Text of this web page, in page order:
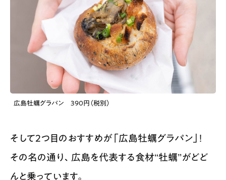
広島牡蠣グラパン 390円（税別）
そして２つ目のおすすめが「広島牡蠣グラパン」！
その名の通り、広島を代表する食材“牡蠣”がどど
んと乗っています。